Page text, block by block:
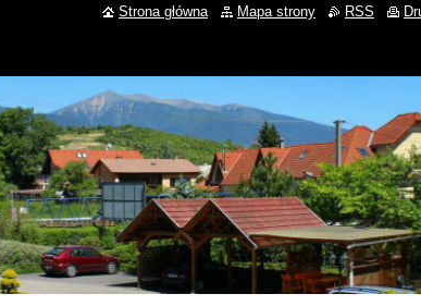
Strona główna Mapa strony RSS